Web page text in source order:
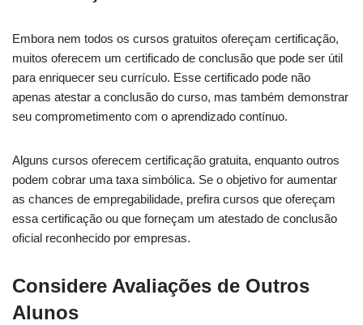
Embora nem todos os cursos gratuitos ofereçam certificação,
muitos oferecem um certificado de conclusão que pode ser útil
para enriquecer seu currículo. Esse certificado pode não
apenas atestar a conclusão do curso, mas também demonstrar
seu comprometimento com o aprendizado contínuo.
Alguns cursos oferecem certificação gratuita, enquanto outros
podem cobrar uma taxa simbólica. Se o objetivo for aumentar
as chances de empregabilidade, prefira cursos que ofereçam
essa certificação ou que forneçam um atestado de conclusão
oficial reconhecido por empresas.
Considere Avaliações de Outros
Alunos